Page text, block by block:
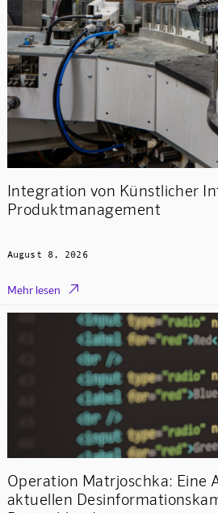
Integration von Künstlicher
Produktmanagement
August 8, 2026
Mehr lesen 
Operation Matrjoschka: Eine
aktuellen